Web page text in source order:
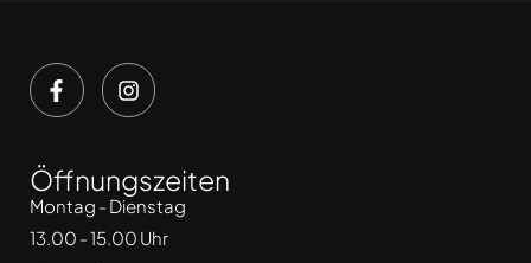
Öffnungszeiten
Montag - Dienstag
13.00 - 15.00 Uhr